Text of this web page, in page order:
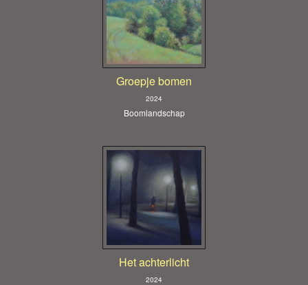
Groepje bomen
2024
Boomlandschap
Het achterlicht
2024